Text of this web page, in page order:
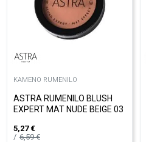
KAMENO RUMENILO
ASTRA RUMENILO BLUSH
EXPERT MAT NUDE BEIGE 03
5,27 €
6,59€